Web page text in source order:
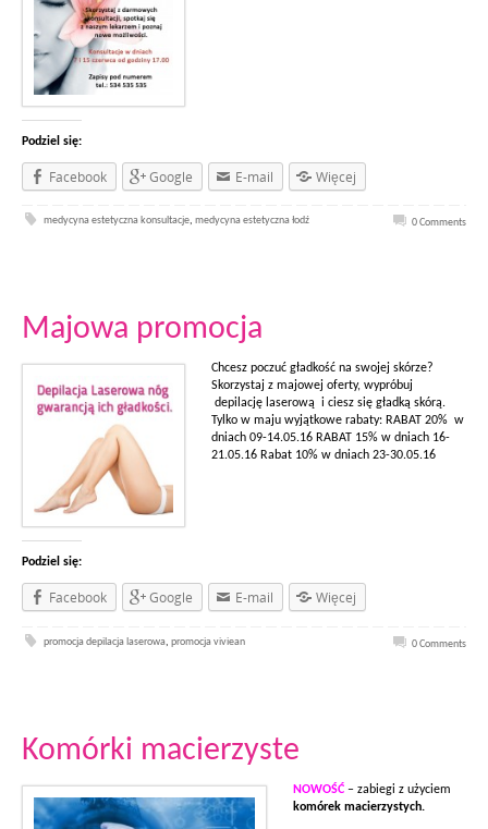
Podziel się:
Facebook Google E-mail Więcej
medycyna estetyczna konsultacje,medycyna estetyczna łodź 0 Comments
Majowa promocja
Chcesz poczuć gładkość na swojej skórze?
Skorzystaj z majowej oferty, wypróbuj
depilację laserową i ciesz się gładką skórą.
Tylko w maju wyjątkowe rabaty: RABAT 20% w
dniach 09-14.05.16 RABAT 15% w dniach 16-
21.05.16 Rabat 10% w dniach 23-30.05.16
Podziel się:
Facebook Google E-mail Więcej
promocja depilacja laserowa,promocja viviean 0 Comments
Komórki macierzyste
NOWOŚĆ – zabiegi z użyciem
komórek macierzystych.